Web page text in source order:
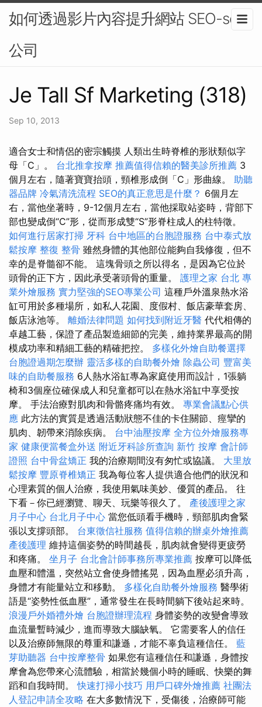
如何透過影片內容提升網站 SEO-seo
公司
Je Tall Sf Marketing (318)
Sep 10, 2013
適合女士和情侶的密宗觸摸 人類出生時脊椎的形狀類似字
母「C」。 台北推拿按摩 推薦值得信賴的醫美診所推薦 3
個月左右，隨著寶寶抬頭，頸椎形成倒「C」形曲線。 助聽
器品牌 冷氣清洗流程 SEO的真正意思是什麼？ 6個月左
右，當他坐著時，9-12個月左右，當他採取站姿時，背部下
部也變成倒“C”形，從而形成雙“S”形脊柱成人的柱特徵。
如何進行居家打掃 牙科 台中地區的台胞證服務 台中泰式放
鬆按摩 整復 整骨 雖然身體的其他部位能夠自我修復，但不
幸的是脊髓卻不能。 這塊骨頭之所以得名，是因為它位於
頭骨的正下方，因此承受著頭骨的重量。 護理之家 台北 專
業外燴服務 實力堅強的SEO專業公司 這種戶外溫泉熱水浴
缸可用於多種場所，如私人花園、度假村、飯店豪華套房、
飯店泳池等。 離婚法律問題 如何找到附近牙醫 代代相傳的
卓越工藝，保證了產品製造細節的完美，維持業界最高的開
模成功率和精細工藝的精確把控。 多樣化外燴自助餐選擇
台胞證過期怎麼辦 靈活多樣的自助餐外燴 除蟲公司 豐富美
味的自助餐服務 6人熱水浴缸專為家庭使用而設計，1張躺
椅和3個座位確保成人和兒童都可以在熱水浴缸中享受按
摩。 手法治療對肌肉和骨骼疼痛均有效。 專業會議點心供
應 此方法的實質是透過活動狀態不佳的卡住關節、痙攣的
肌肉、韌帶來消除疾病。 台中油壓按摩 全方位外燴服務專
家 健康便當餐盒外送 附近牙科診所查詢 新竹 按摩 會計師
證照 台中骨盆矯正 我的治療期間沒有匆忙或協議。 大里放
鬆按摩 豐原脊椎矯正 我為每位客人提供適合他們的狀況和
心理素質的個人治療，我使用氣味美妙、優質的產品。 往
下看－你已經瀏覽、聊天、玩樂等很久了。 產後護理之家
月子中心 台北月子中心 當您低頭看手機時，頸部肌肉會緊
張以支撐頭部。 台東徵信社服務 值得信賴的辦桌外燴推薦
產後護理 維持這個姿勢的時間越長，肌肉就會變得更疲勞
和疼痛。 坐月子 台北會計師事務所專業推薦 按摩可以降低
血壓和體溫，突然站立會使身體搖晃，因為血壓必須升高，
身體才有能量站立和移動。 多樣化自助餐外燴服務 醫學術
語是“姿勢性低血壓”，通常發生在長時間躺下後站起來時。
浪漫戶外婚禮外燴 台胞證辦理流程 身體姿勢的改變會導致
血流量暫時減少，進而導致大腦缺氧。 它需要客人的信任
以及治療師無限的尊重和謙遜，才能不辜負這種信任。 藍
芽助聽器 台中按摩整骨 如果您有這種信任和謙遜，身體按
摩會為您帶來心流體驗，相當於幾個小時的睡眠、快樂的舞
蹈和自我時間。快速打掃小技巧 用戶口碑外燴推薦 社團法
人登記申請全攻略 在大多數情況下，受傷後，治療師可能